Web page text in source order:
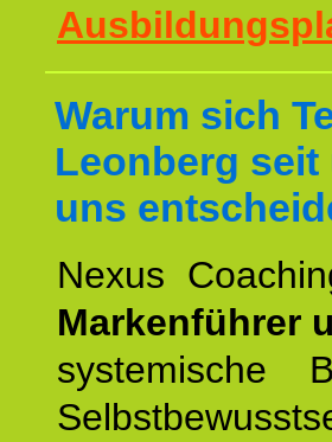
Warum sich
Leonberg seit
uns
Nexus
Markenführer
systemische